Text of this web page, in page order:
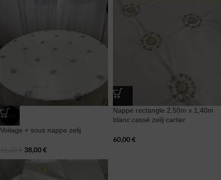
-16%
Voilage + sous nappe zelij
38,00€
Nappe rectangle 2,50m x 1,40m
blanc cassé zelij cartier
60,00€